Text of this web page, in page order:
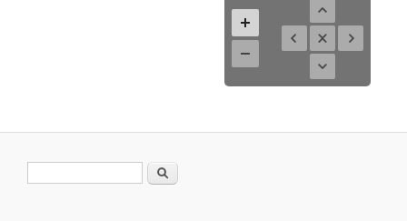
Search